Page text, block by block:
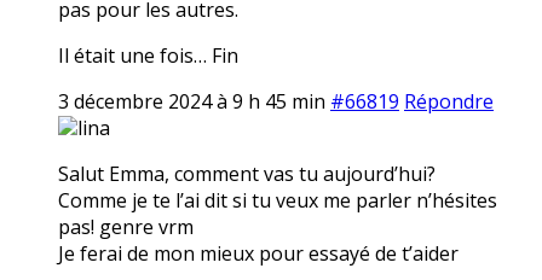
pas pour les autres.
Il était une fois… Fin
3 décembre 2024 à 9 h 45 min #66819 Répondre
lina
Salut Emma, comment vas tu aujourd’hui?
Comme je te l’ai dit si tu veux me parler n’hésites
pas! genre vrm
Je ferai de mon mieux pour essayé de t’aider